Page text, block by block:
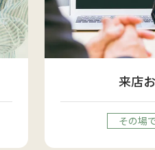
来店
その場